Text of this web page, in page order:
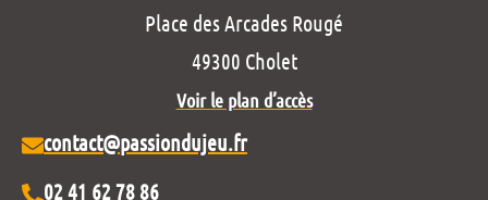
Place des Arcades Rougé
49300 Cholet
Voir le plan d’accès
contact@passiondujeu.fr
02 41 62 78 86